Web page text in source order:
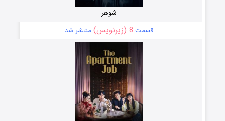
شوهر
قسمت 8 (زیرنویس) منتشر شد